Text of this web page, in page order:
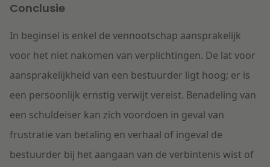
Conclusie
In beginsel is enkel de vennootschap aansprakelijk
voor het niet nakomen van verplichtingen. De lat voor
aansprakelijkheid van een bestuurder ligt hoog; er is
een persoonlijk ernstig verwijt vereist. Benadeling van
een schuldeiser kan zich voordoen in geval van
frustratie van betaling en verhaal of ingeval de
bestuurder bij het aangaan van de verbintenis wist of